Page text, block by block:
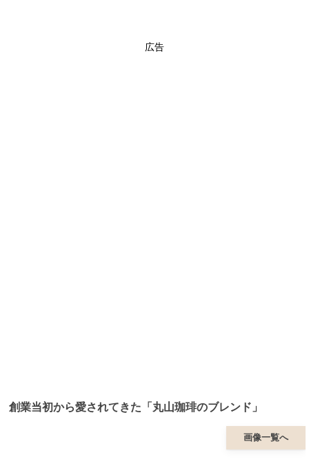
広告
創業当初から愛されてきた「丸山珈琲のブレンド」
画像一覧へ